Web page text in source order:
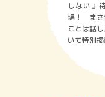
しない』
場！ まさ
ことは話
いて特別掲